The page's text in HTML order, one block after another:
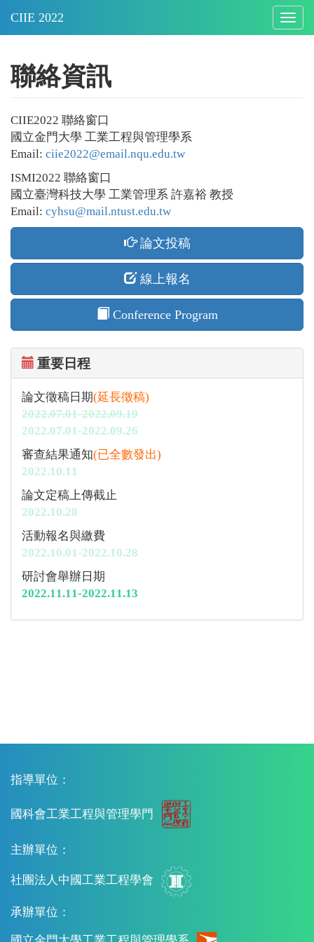
聯絡資訊
CIIE2022 聯絡窗口
國立金門大學 工業工程與管理學系
Email: ciie2022@email.nqu.edu.tw
ISMI2022 聯絡窗口
國立臺灣科技大學 工業管理系 許嘉裕 教授
Email: cyhsu@mail.ntust.edu.tw
論文投稿
線上報名
Conference Program
重要日程
論文徵稿日期(延長徵稿)
2022.07.01-2022.09.19
2022.07.01-2022.09.26
審查結果通知(已全數發出)
2022.10.11
論文定稿上傳截止
2022.10.28
活動報名與繳費
2022.10.01-2022.10.28
研討會舉辦日期
2022.11.11-2022.11.13
指導單位：
國科會工業工程與管理學門
主辦單位：
社團法人中國工業工程學會
承辦單位：